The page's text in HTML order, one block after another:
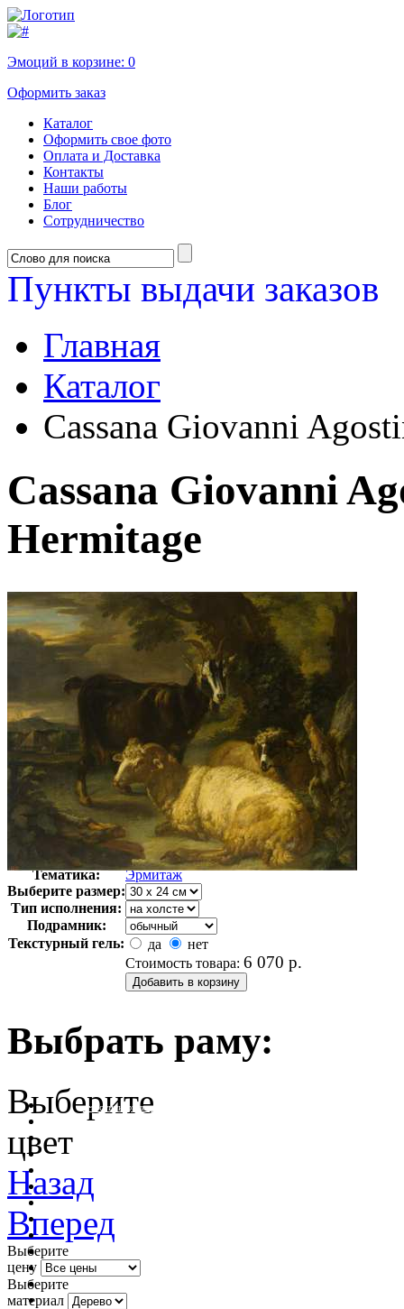
Эмоций в корзине: 0
Оформить заказ
Каталог
Оформить свое фото
Оплата и Доставка
Контакты
Наши работы
Блог
Сотрудничество
Пункты выдачи заказов
Главная
Каталог
Cassana Giovanni
Cassana Giovanni
Hermitage
Автор:
Неизвестно
Арт-стиль
Русская живопись XIX века
Тематика:
Эрмитаж
Выберите размер:
Тип исполнения:
Подрамник:
Текстурный гель:
да
нет
Стоимость товара: 6 070 р.
Выбрать раму:
очистить фильтр цвета
Выберите
цвет
Назад
Вперед
Выберите
цену
Выберите
материал